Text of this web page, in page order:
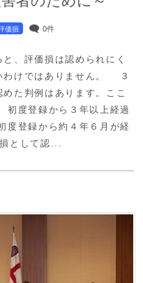
価損 0件
、評価損は認められにく
わけではありません。 ３
た判例はあります。ここ
初度登録から３年以上経過
度登録から約４年６月が経
として認...